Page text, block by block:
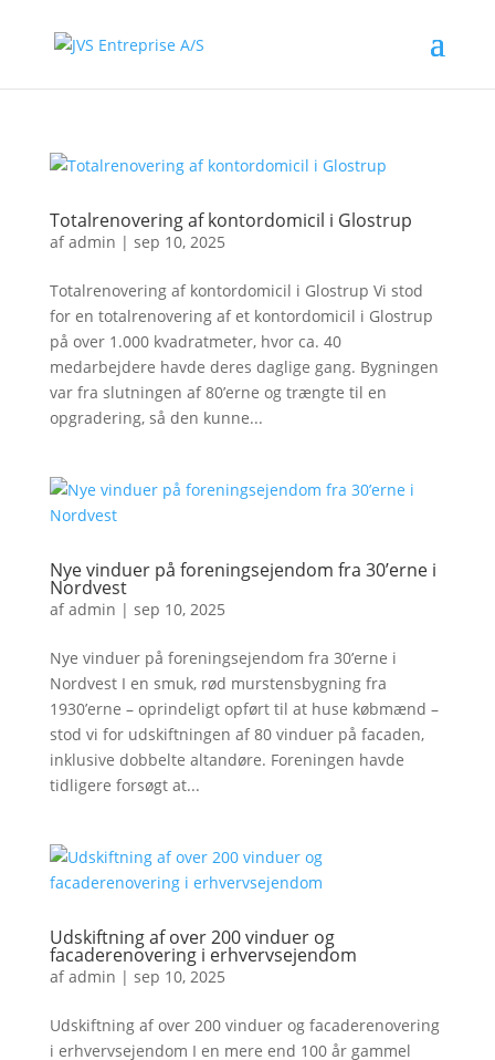
Totalrenovering af kontordomicil i Glostrup
afadmin | sep 10, 2025
Totalrenovering af kontordomicil i Glostrup Vi stod
for en totalrenovering af et kontordomicil i Glostrup
på over 1.000 kvadratmeter, hvor ca. 40
medarbejdere havde deres daglige gang. Bygningen
var fra slutningen af 80’erne og trængte til en
opgradering, så den kunne...
Nye vinduer på foreningsejendom fra 30’erne i
Nordvest
afadmin | sep 10, 2025
Nye vinduer på foreningsejendom fra 30’erne i
Nordvest I en smuk, rød murstensbygning fra
1930’erne – oprindeligt opført til at huse købmænd –
stod vi for udskiftningen af 80 vinduer på facaden,
inklusive dobbelte altandøre. Foreningen havde
tidligere forsøgt at...
Udskiftning af over 200 vinduer og
facaderenovering i erhvervsejendom
afadmin | sep 10, 2025
Udskiftning af over 200 vinduer og facaderenovering
i erhvervsejendom I en mere end 100 år gammel